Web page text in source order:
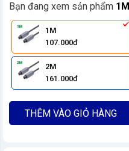
Bạn đang xem sản phẩm 1M
1M
107.000đ
2M
161.000đ
THÊM VÀO GIỎ HÀNG